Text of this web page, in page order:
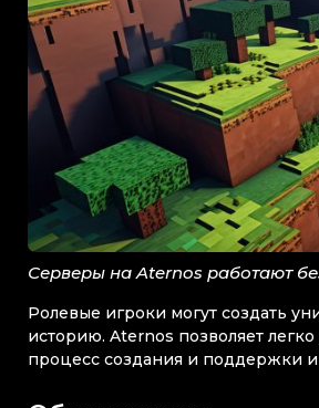
Серверы на Aternos работают
Ролевые игроки могут создать
историю. Aternos позволяет
процесс создания и поддержки